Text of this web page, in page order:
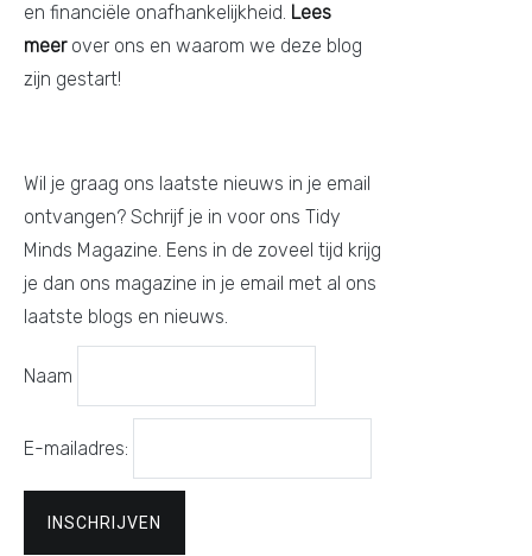
en financiële onafhankelijkheid. Lees
meerover ons en waarom we deze blog
zijn gestart!
Wil je graag ons laatste nieuws in je email
ontvangen? Schrijf je in voor ons Tidy
Minds Magazine. Eens in de zoveel tijd krijg
je dan ons magazine in je email met al ons
laatste blogs en nieuws.
Naam
E-mailadres: